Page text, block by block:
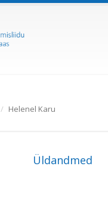
Helenel Karu
Üldandmed